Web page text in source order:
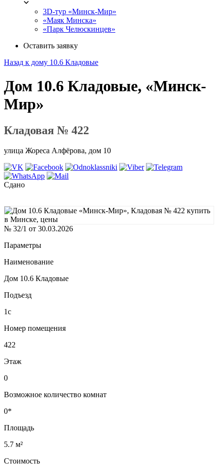
3D-тур «Минск-Мир»
«Маяк Минска»
«Парк Челюскинцев»
Оставить заявку
Назад к дому 10.6 Кладовые
Дом 10.6 Кладовые, «Минск-
Мир»
Кладовая № 422
улица Жореса Алфёрова, дом 10
Сдано
№ 32/1 от 30.03.2026
Параметры
Наименование
Дом 10.6 Кладовые
Подъезд
1с
Номер помещения
422
Этаж
0
Возможное количество комнат
0*
Площадь
5.7 м²
Стоимость